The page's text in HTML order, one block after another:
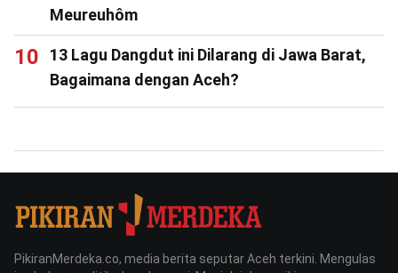
Meureuhôm
13 Lagu Dangdut ini Dilarang di Jawa Barat,
Bagaimana dengan Aceh?
PikiranMerdeka.co, media berita seputar Aceh terkini. Mengulas